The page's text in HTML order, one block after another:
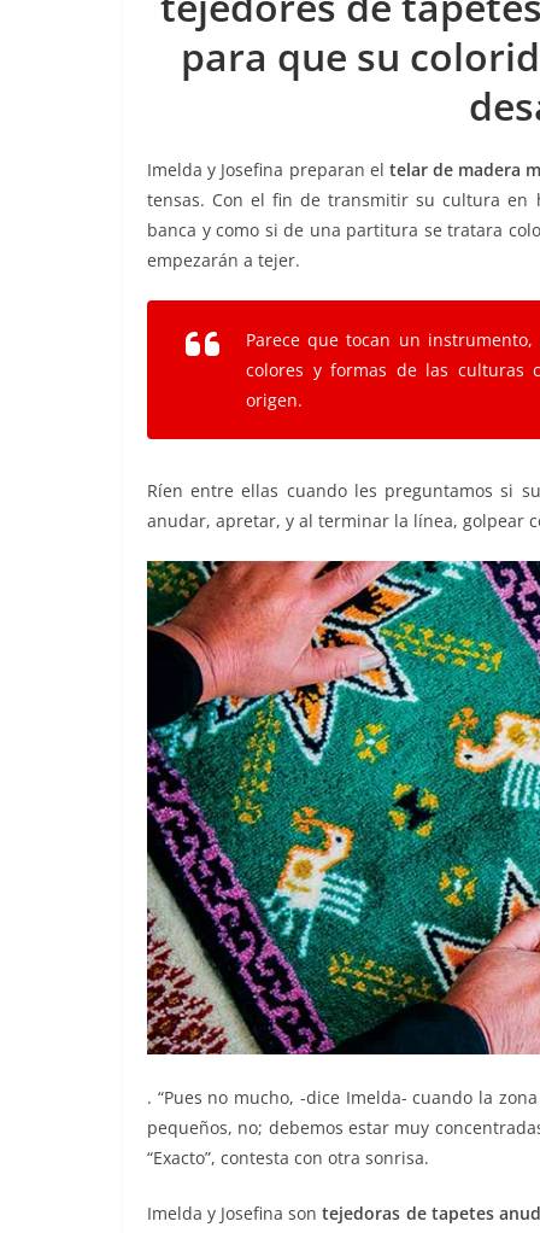
o
o
p
p
n
k
m
para que su
Imelda y Josefina preparan el telar de madera
tensas. Con el fin de transmitir su cultura en
banca y como si de una partitura se tratara
empezarán a tejer.
Parece que tocan un
colores y formas de las culturas
origen.
Ríen entre ellas cuando les preguntamos si
anudar, apretar, y al terminar la línea, golpear
. “Pues no mucho, -dice Imelda- cuando la
pequeños, no; debemos estar muy
“Exacto”, contesta con otra sonrisa.
Imelda y Josefina sontejedoras de tapetes